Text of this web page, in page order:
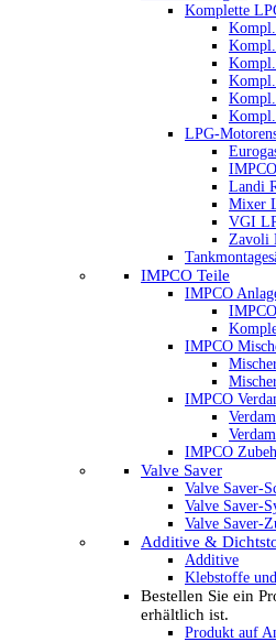
Komplette
LPG-
Landi
Mixer
VGI
Zavoli
IMPCO Teile
IMPCO
IMPCO
IMPCO
IMPCO
Valve Saver
Valve Saver-
Valve Saver-
Valve Saver-
Additive &
Additive
Klebstoffe
Bestellen Sie ein
erhältlich ist.
Produkt auf